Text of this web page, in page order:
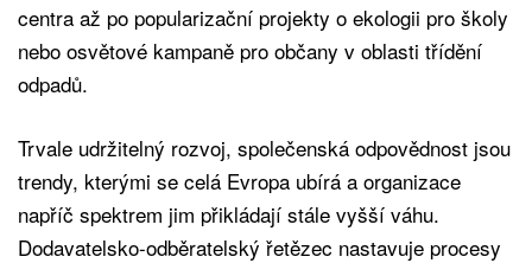
centra až po popularizační projekty o ekologii pro školy
nebo osvětové kampaně pro občany v oblasti třídění
odpadů.
Trvale udržitelný rozvoj, společenská odpovědnost jsou
trendy, kterými se celá Evropa ubírá a organizace
napříč spektrem jim přikládají stále vyšší váhu.
Dodavatelsko-odběratelský řetězec nastavuje procesy